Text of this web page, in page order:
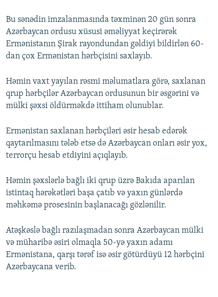
Bu sənədin imzalanmasında təxminən 20 gün sonra
Azərbaycan ordusu xüsusi əməliyyat keçirərək
Ermənistanın Şirak rayondundan gəldiyi bildirlən 60-
dan çox Ermənistan hərbçisini saxlayıb.
Həmin vaxt yayılan rəsmi məlumatlara görə, saxlanan
qrup hərbçilər Azərbaycan ordusunun bir əsgərini və
mülki şəxsi öldürməkdə ittiham olunublar.
Ermənistan saxlanan hərbçiləri əsir hesab edərək
qaytarılmasını tələb etsə də Azərbaycan onları əsir yox,
terrorçu hesab etdiyini açıqlayıb.
Həmin şəxslərlə bağlı iki qrup üzrə Bakıda aparılan
istintaq hərəkətləri başa çatıb və yaxın günlərdə
məhkəmə prosesinin başlanacağı gözlənilir.
Atəşkəslə bağlı razılaşmadan sonra Azərbaycan mülki
və müharibə əsiri olmaqla 50-yə yaxın adamı
Ermənistana, qarşı tərəf isə əsir götürdüyü 12 hərbçini
Azərbaycana verib.